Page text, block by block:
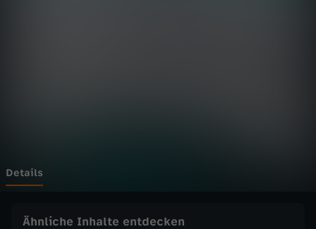
-
U
Details
Ähnliche Inhalte entdecken